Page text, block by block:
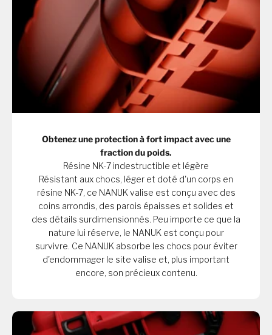
Obtenez une protection à fort impact avec une
fraction du poids.
Résine NK-7 indestructible et légère
Résistant aux chocs, léger et doté d'un corps en
résine NK-7, ce NANUK valise est conçu avec des
coins arrondis, des parois épaisses et solides et
des détails surdimensionnés. Peu importe ce que la
nature lui réserve, le NANUK est conçu pour
survivre. Ce NANUK absorbe les chocs pour éviter
d'endommager le site valise et, plus important
encore, son précieux contenu.